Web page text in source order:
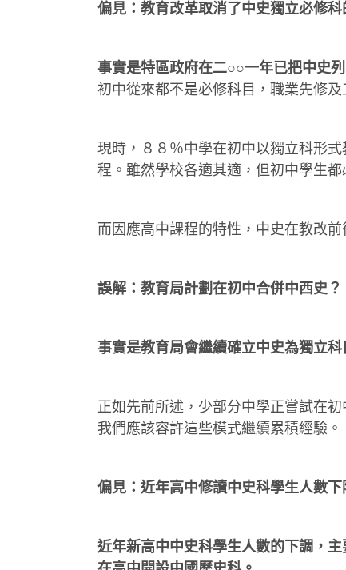
偏見：教育改革取消了中史獨立必修科
事實是特區政府在二○○一年已把中史
初中從來都不是必修科目，職業先修
現時，８８％中學在初中以獨立科形
程。雖然學校各適其適，但初中學生
而因應高中課程的特性，中史在教改
誤解：教育局計劃在初中合併中西史？
事實是教育局會繼續確立中史為獨立
正如先前所述，少部分中學正嘗試在
我們應該容許這些模式繼續累積經驗。
偏見：近年高中修讀中史科學生人數
近年新高中中史科學生人數的下調，